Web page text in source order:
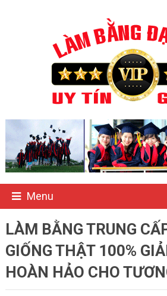
Menu
LÀM BẰNG TRUNG
GIỐNG THẬT 100%
HOÀN HẢO CHO